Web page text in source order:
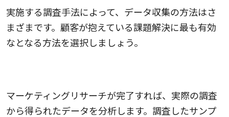
実施する調査手法によって、データ収集の方法はさ
まざまです。顧客が抱えている課題解決に最も有効
なとなる方法を選択しましょう。
マーケティングリサーチが完了すれば、実際の調査
から得られたデータを分析します。調査したサンプ